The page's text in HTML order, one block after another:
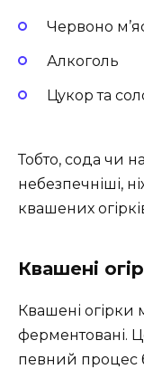
Червоно
Алкоголь
Цукор та
Тобто, сода чи
небезпечніші,
квашених
Квашені
Квашені огірки
ферментовані.
певний процес